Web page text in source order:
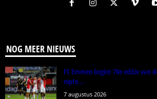
NOG MEER NIEUWS
FC Emmen begint 70e editie van
nipte...
7 augustus 2026